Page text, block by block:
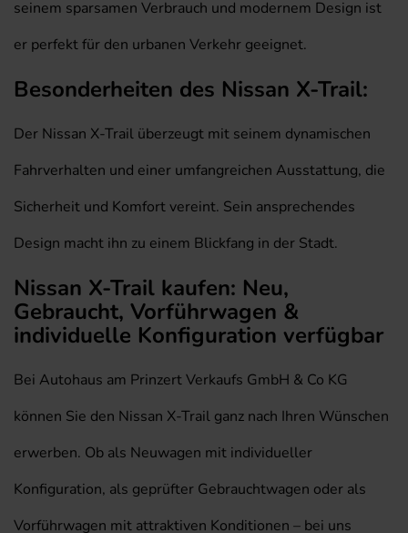
seinem sparsamen Verbrauch und modernem Design ist
er perfekt für den urbanen Verkehr geeignet.
Besonderheiten des Nissan X-Trail:
Der Nissan X-Trail überzeugt mit seinem dynamischen
Fahrverhalten und einer umfangreichen Ausstattung, die
Sicherheit und Komfort vereint. Sein ansprechendes
Design macht ihn zu einem Blickfang in der Stadt.
Nissan X-Trail kaufen: Neu,
Gebraucht, Vorführwagen &
individuelle Konfiguration verfügbar
Bei Autohaus am Prinzert Verkaufs GmbH & Co KG
können Sie den Nissan X-Trail ganz nach Ihren Wünschen
erwerben. Ob als Neuwagen mit individueller
Konfiguration, als geprüfter Gebrauchtwagen oder als
Vorführwagen mit attraktiven Konditionen – bei uns